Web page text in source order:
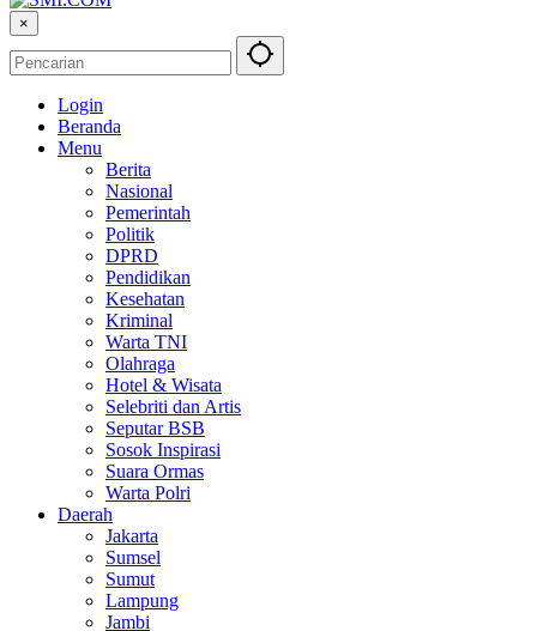
×
Login
Beranda
Menu
Berita
Nasional
Pemerintah
Politik
DPRD
Pendidikan
Kesehatan
Kriminal
Warta TNI
Olahraga
Hotel & Wisata
Selebriti dan Artis
Seputar BSB
Sosok Inspirasi
Suara Ormas
Warta Polri
Daerah
Jakarta
Sumsel
Sumut
Lampung
Jambi